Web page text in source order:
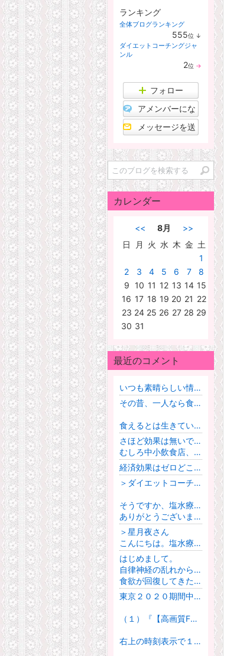
ランキング
全体ブログランキング
555位 ↓
ダイエットコーチングジャ
ンル
2位 →
フォロー
アメンバーにな
る
メッセージを送
カレンダー
<< 8月
>>
日
月 火 水 木 金 土
1
2
3 4 5 6 7
8
9
10 11 12 13 14 15
16 17 18 19 20 21 22
23 24 25 26 27 28 29
30 31
最近のコメント
いつも素晴らしい情報ありがとうございます😊たしかに金魚を飼ってる時に麦飯石を使ってましたが水は綺麗になるし金魚も元気でしたね（笑）早速セリアに行って麦飯石を買って水筒に入れて試してみます😀ありがとうございました😀
その昔、一人なら食えないけど二人なら食っていける、という言葉がありました。
食えるとは生きていけるという意味です。
さほど効果は無いですね。
むしろ中小飲食店、農業者への悪影響が懸念されます。
経済効果はゼロどころかマイナスでしかないでしょう。
＞ダイエットコーチ☆船田和成
そうですか、塩水療法のせいではないとわかりよかったです。
ありがとうございます⭐︎
＞星月夜さん
こんにちは。塩水療法で眠れなくなったというのは、私も経験がないし、クライアントさんでも聞いたことがないです。違う原因かもしれませんよ。
はじめまして。
自律神経の乱れから４日ほど前から塩水療法をはじめてみました。
食欲が回復してきたり、だるさが軽減されて身体が動きやすくなったり効果を実感する反面、塩水を摂り始めてから、夜眠れなくなっています。身体が締まりすぎて好転反応のような感じでそんなことが起きることもあるのでしょうか？
東京２０２０期間中に特定人物Aに対する冤罪的謀略ありか？（１８）・・・【関連】２０２３年と２０２４年の渋谷のハロウィンのSNSの話題とその比較・・・大谷翔平選手関連のSNS系冤罪組織の出現は２０２４年以降の新手か？
（１）『【高画質FHDお散歩ライブカメラ】🎃ハロウィン🎃渋谷 散歩 Shibuya walking【live camera】』（h）ttps://www.youtube.com/watch?v=EAARzMsgbSoを視聴してみました。
右上の時刻表示で１９：００～あたりからGoogleの話題がでています。また、映像の右上の時刻表示で２２：４０～の話の中にGoogleや通信端末（スマートフォン？）の関連話題がでている状況があるような気がします。１か月間（３か月間、半年など）「塩づけ状態（ほとんど使用しないで放置しておく状態）」にしておいた場合、東京、特に渋谷ではどのようなことが確認できるのでしょうか。